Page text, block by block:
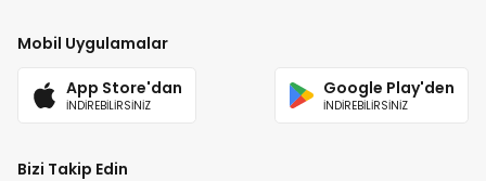
Mobil Uygulamalar
App Store'dan
İNDİREBİLİRSİNİZ
Google Play'den
İNDİREBİLİRSİNİZ
Bizi Takip Edin